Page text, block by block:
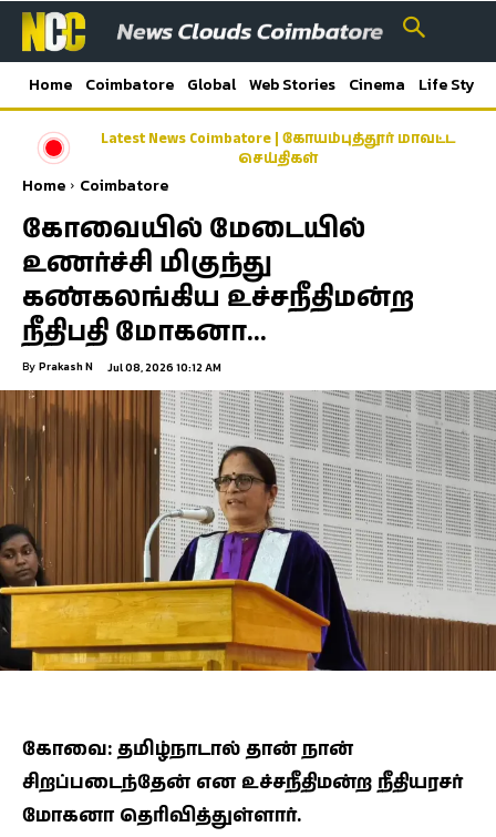
Home Coimbatore Global Web Stories Cinema Life Style
Latest News Coimbatore | கோயம்புத்தூர் மாவட்ட
செய்திகள்
Home Coimbatore
கோவையில் மேடையில்
உணர்ச்சி மிகுந்து
கண்கலங்கிய உச்சநீதிமன்ற
நீதிபதி மோகனா…
By Prakash N Jul 08, 2026 10:12 AM
கோவை: தமிழ்நாடால் தான் நான்
சிறப்படைந்தேன் என உச்சநீதிமன்ற நீதியரசர்
மோகனா தெரிவித்துள்ளார்.